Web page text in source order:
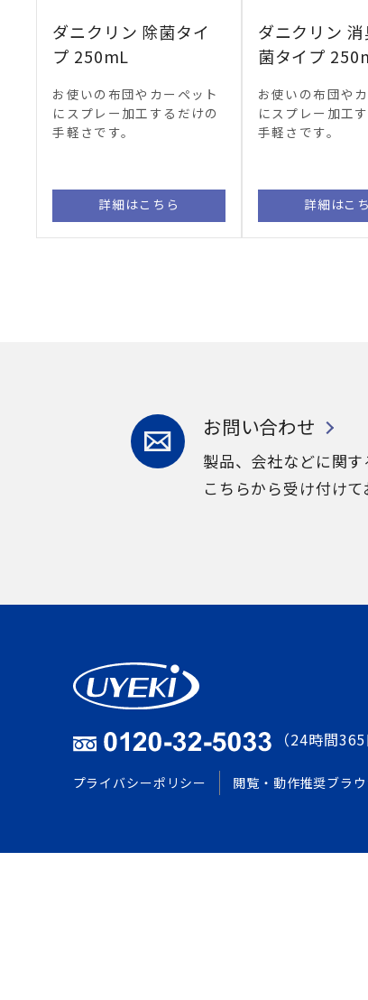
ダニクリン 除菌タイ
プ 250mL
お使いの布団やカーペット
にスプレー加工するだけの
手軽さです。
詳細はこちら
ダニクリン
菌タイプ
お使いの布団や
にスプレー加工
手軽さです。
詳細はこ
お問い合わせ
製品、会社などに関
こちらから受け付け
（24時間365
プライバシーポリシー 閲覧・動作推奨ブラ